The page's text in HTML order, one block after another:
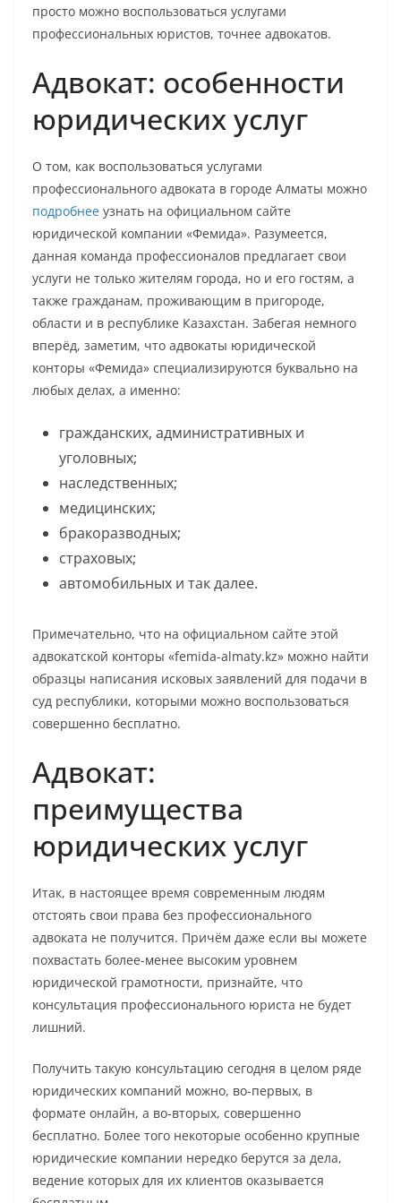
просто можно воспользоваться услугами
профессиональных юристов, точнее адвокатов.
Адвокат: особенности
юридических услуг
О том, как воспользоваться услугами
профессионального адвоката в городе Алматы можно
подробнее узнать на официальном сайте
юридической компании «Фемида». Разумеется,
данная команда профессионалов предлагает свои
услуги не только жителям города, но и его гостям, а
также гражданам, проживающим в пригороде,
области и в республике Казахстан. Забегая немного
вперёд, заметим, что адвокаты юридической
конторы «Фемида» специализируются буквально на
любых делах, а именно:
гражданских, административных и
уголовных;
наследственных;
медицинских;
бракоразводных;
страховых;
автомобильных и так далее.
Примечательно, что на официальном сайте этой
адвокатской конторы «femida-almaty.kz» можно найти
образцы написания исковых заявлений для подачи в
суд республики, которыми можно воспользоваться
совершенно бесплатно.
Адвокат:
преимущества
юридических услуг
Итак, в настоящее время современным людям
отстоять свои права без профессионального
адвоката не получится. Причём даже если вы можете
похвастать более-менее высоким уровнем
юридической грамотности, признайте, что
консультация профессионального юриста не будет
лишний.
Получить такую консультацию сегодня в целом ряде
юридических компаний можно, во-первых, в
формате онлайн, а во-вторых, совершенно
бесплатно. Более того некоторые особенно крупные
юридические компании нередко берутся за дела,
ведение которых для их клиентов оказывается